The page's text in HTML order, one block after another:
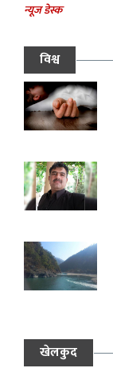
न्यूज डेस्क
विश्व
खेलकुद